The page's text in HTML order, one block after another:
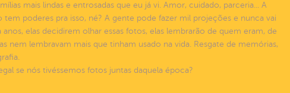
mais lindas e entrosadas que eu já vi. Amor, cuidado, parceria... A
poderes pra isso, né? A gente pode fazer mil projeções e nunca vai
elas decidirem olhar essas fotos, elas lembrarão de quem eram, de
lembravam mais que tinham usado na vida. Resgate de memórias,
se nós tivéssemos fotos juntas daquela época?